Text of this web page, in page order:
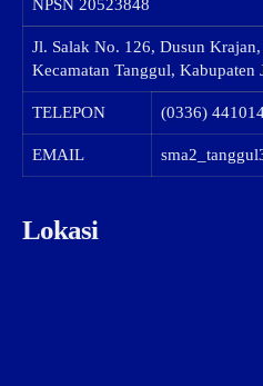
NPSN 20523848
Jl. Salak No. 126, Dusun
Kecamatan Tanggul, Kabupaten
TELEPON (0336)
EMAIL
Lokasi